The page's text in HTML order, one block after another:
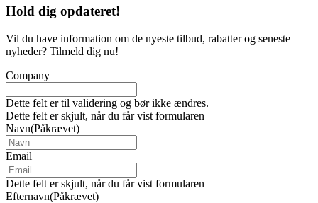
Hold dig opdateret!
Vil du have information om de nyeste tilbud, rabatter og seneste
nyheder? Tilmeld dig nu!
Company
Dette felt er til validering og bør ikke ændres.
Dette felt er skjult, når du får vist formularen
Navn(Påkrævet)
Email
Dette felt er skjult, når du får vist formularen
Efternavn(Påkrævet)